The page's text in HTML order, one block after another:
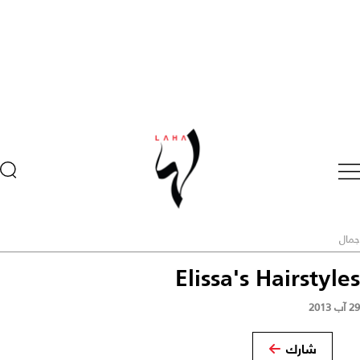
جمال
Elissa's Hairstyles
29 آب 2013
شارك